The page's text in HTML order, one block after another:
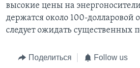
высокие цены на
держатся около 100-долларовой
следует ожидать существенных
Поделиться Follow us